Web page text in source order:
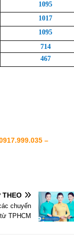
1095
1017
1095
714
467
–
THEO
chuyến
TPHCM